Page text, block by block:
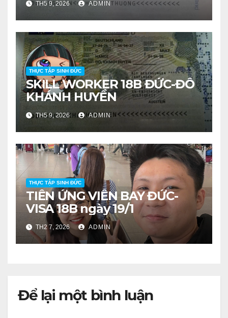
TH5 9, 2026 ADMIN
THỰC TẬP SINH ĐỨC
SKILL WORKER 18B ĐỨC-ĐỖ
KHÁNH HUYỀN
TH5 9, 2026 ADMIN
THỰC TẬP SINH ĐỨC
TIỄN ỨNG VIÊN BAY ĐỨC-
VISA 18B ngày 19/1
TH2 7, 2026 ADMIN
Để lại một bình luận